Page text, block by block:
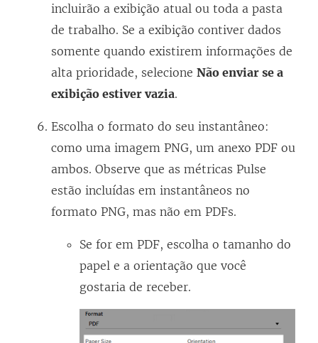
incluirão a exibição atual ou toda a pasta
de trabalho. Se a exibição contiver dados
somente quando existirem informações de
alta prioridade, selecione Não enviar se a
exibição estiver vazia.
Escolha o formato do seu instantâneo:
como uma imagem PNG, um anexo PDF ou
ambos. Observe que as métricas Pulse
estão incluídas em instantâneos no
formato PNG, mas não em PDFs.
Se for em PDF, escolha o tamanho do
papel e a orientação que você
gostaria de receber.